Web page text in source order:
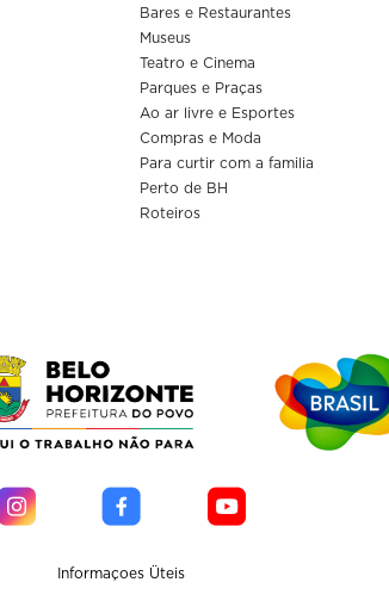
Bares e Restaurantes
Museus
Teatro e Cinema
Parques e Praças
Ao ar livre e Esportes
Compras e Moda
Para curtir com a familia
Perto de BH
Roteiros
Informaçoes Üteis